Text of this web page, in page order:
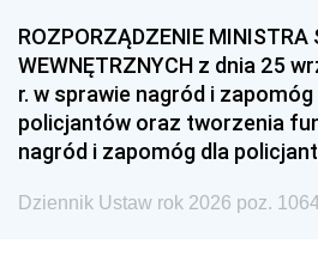
ROZPORZĄDZENIE MINISTRA
WEWNĘTRZNYCH z dnia 25
r. w sprawie nagród i zapomóg
policjantów oraz tworzenia
nagród i zapomóg dla
Dziennik Ustaw rok 2026 poz.